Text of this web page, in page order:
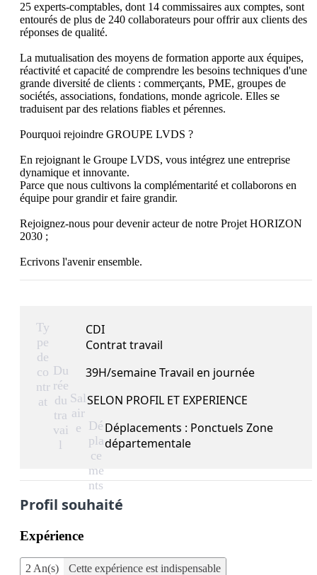
25 experts-comptables, dont 14 commissaires aux comptes, sont
entourés de plus de 240 collaborateurs pour offrir aux clients des
réponses de qualité.
La mutualisation des moyens de formation apporte aux équipes,
réactivité et capacité de comprendre les besoins techniques d'une
grande diversité de clients : commerçants, PME, groupes de
sociétés, associations, fondations, monde agricole. Elles se
traduisent par des relations fiables et pérennes.
Pourquoi rejoindre GROUPE LVDS ?
En rejoignant le Groupe LVDS, vous intégrez une entreprise
dynamique et innovante.
Parce que nous cultivons la complémentarité et collaborons en
équipe pour grandir et faire grandir.
Rejoignez-nous pour devenir acteur de notre Projet HORIZON
2030 ;
Ecrivons l'avenir ensemble.
Ty
pe
de
co
ntr
at
CDI
Contrat travail
Du
rée
du
tra
vai
l
39H/semaine Travail en journée
Sal
air
e
SELON PROFIL ET EXPERIENCE
Dé
pla
ce
me
nts
Déplacements : Ponctuels Zone
départementale
Profil souhaité
Expérience
2 An(s) Cette expérience est indispensable